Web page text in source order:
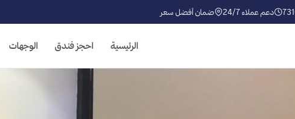
دعم عملاء 24/7 ضمان أفضل سعر
الرئيسية احجز فندق الوجهات